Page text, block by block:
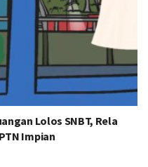
Lolos SNBT, Rela
Impian